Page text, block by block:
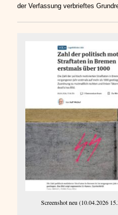
der Verfassung verbrieftes
Screenshot neu (10.04.2026